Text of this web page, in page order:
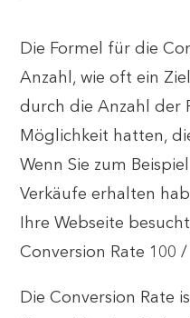
Die Formel für die
Anzahl, wie oft ein
durch die Anzahl der
Möglichkeit hatten,
Wenn Sie zum
Verkäufe erhalten
Ihre Webseite
Conversion Rate 100 /
Die Conversion Rate